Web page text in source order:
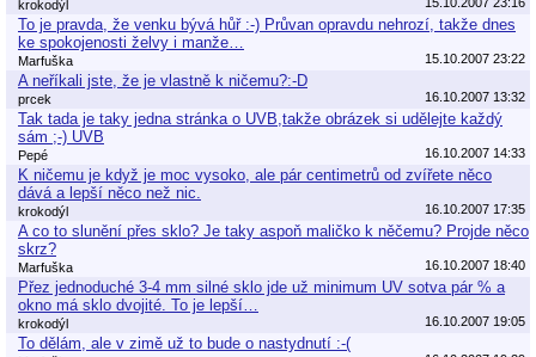
krokodýl
To je pravda, že venku bývá hůř :-) Průvan opravdu nehrozí, takže dnes
ke spokojenosti želvy i manže…
Marfuška 15.10.2007 23:22
A neříkali jste, že je vlastně k ničemu?:-D
prcek 16.10.2007 13:32
Tak tada je taky jedna stránka o UVB,takže obrázek si udělejte každý
sám ;-) UVB
Pepé 16.10.2007 14:33
K ničemu je když je moc vysoko, ale pár centimetrů od zvířete něco
dává a lepší něco než nic.
krokodýl 16.10.2007 17:35
A co to slunění přes sklo? Je taky aspoň maličko k něčemu? Projde něco
skrz?
Marfuška 16.10.2007 18:40
Přez jednoduché 3-4 mm silné sklo jde už minimum UV sotva pár % a
okno má sklo dvojité. To je lepší…
krokodýl 16.10.2007 19:05
To dělám, ale v zimě už to bude o nastydnutí :-(